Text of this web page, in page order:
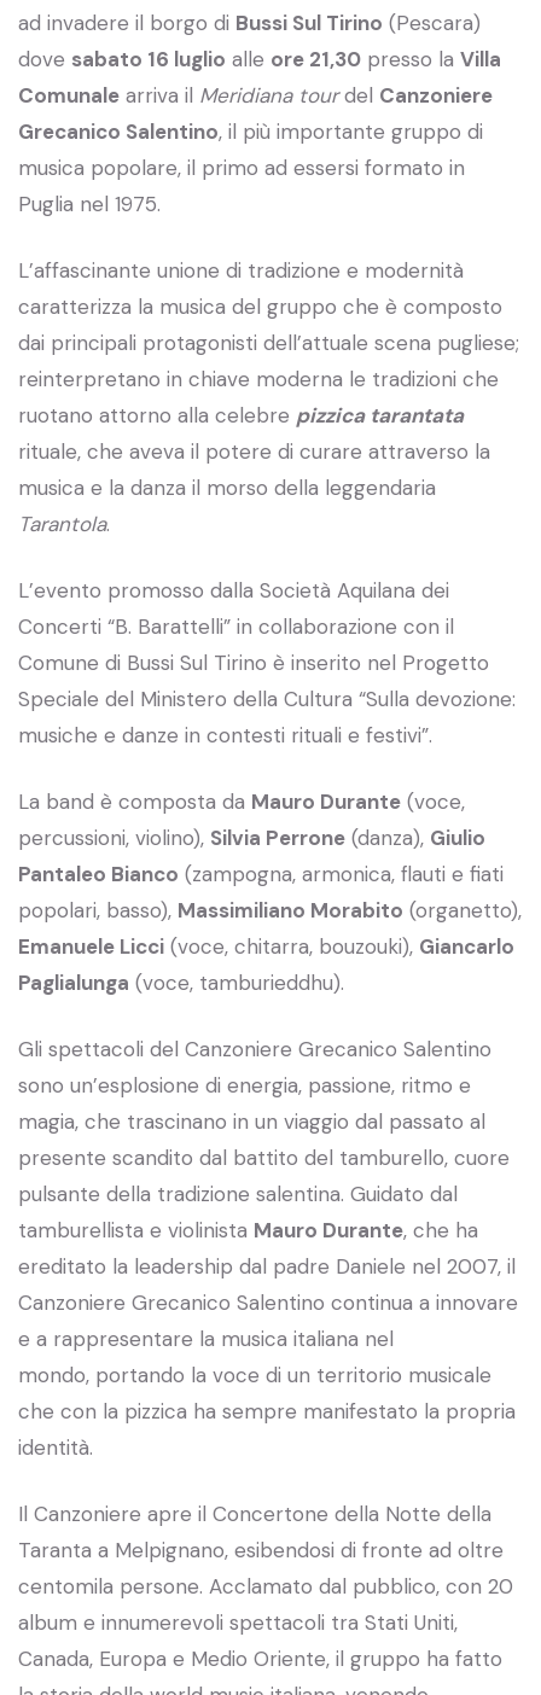
ad invadere il borgo di Bussi Sul Tirino (Pescara)
dove sabato 16 luglio alle ore 21,30 presso la Villa
Comunale arriva il Meridiana tourdel Canzoniere
Grecanico Salentino, il più importante gruppo di
musica popolare, il primo ad essersi formato in
Puglia nel 1975.
L’affascinante unione di tradizione e modernità
caratterizza la musica del gruppo che è composto
dai principali protagonisti dell’attuale scena pugliese;
reinterpretano in chiave moderna le tradizioni che
ruotano attorno alla celebre pizzica tarantata
rituale, che aveva il potere di curare attraverso la
musica e la danza il morso della leggendaria
Tarantola.
L’evento promosso dalla Società Aquilana dei
Concerti “B. Barattelli” in collaborazione con il
Comune di Bussi Sul Tirino è inserito nel Progetto
Speciale del Ministero della Cultura “Sulla devozione:
musiche e danze in contesti rituali e festivi”.
La band è composta da Mauro Durante (voce,
percussioni, violino), Silvia Perrone (danza), Giulio
Pantaleo Bianco (zampogna, armonica, flauti e fiati
popolari, basso), Massimiliano Morabito (organetto),
Emanuele Licci (voce, chitarra, bouzouki), Giancarlo
Paglialunga (voce, tamburieddhu).
Gli spettacoli del Canzoniere Grecanico Salentino
sono un’esplosione di energia, passione, ritmo e
magia, che trascinano in un viaggio dal passato al
presente scandito dal battito del tamburello, cuore
pulsante della tradizione salentina. Guidato dal
tamburellista e violinista Mauro Durante, che ha
ereditato la leadership dal padre Daniele nel 2007, il
Canzoniere Grecanico Salentino continua a innovare
e a rappresentare la musica italiana nel
mondo, portando la voce di un territorio musicale
che con la pizzica ha sempre manifestato la propria
identità.
Il Canzoniere apre il Concertone della Notte della
Taranta a Melpignano, esibendosi di fronte ad oltre
centomila persone. Acclamato dal pubblico, con 20
album e innumerevoli spettacoli tra Stati Uniti,
Canada, Europa e Medio Oriente, il gruppo ha fatto